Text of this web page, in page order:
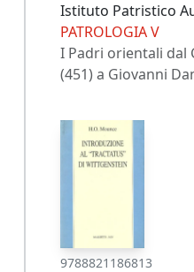
Istituto Patristico
PATROLOGIA V
I Padri orientali dal
(451) a Giovanni
9788821186813